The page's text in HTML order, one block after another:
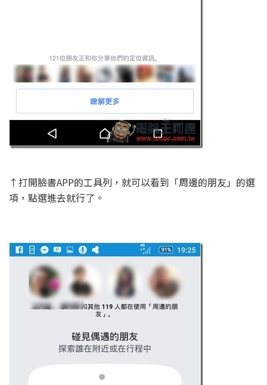
↑打開臉書APP的工具列，就可以看到「周邊的朋友」的選
項，點選進去就行了。